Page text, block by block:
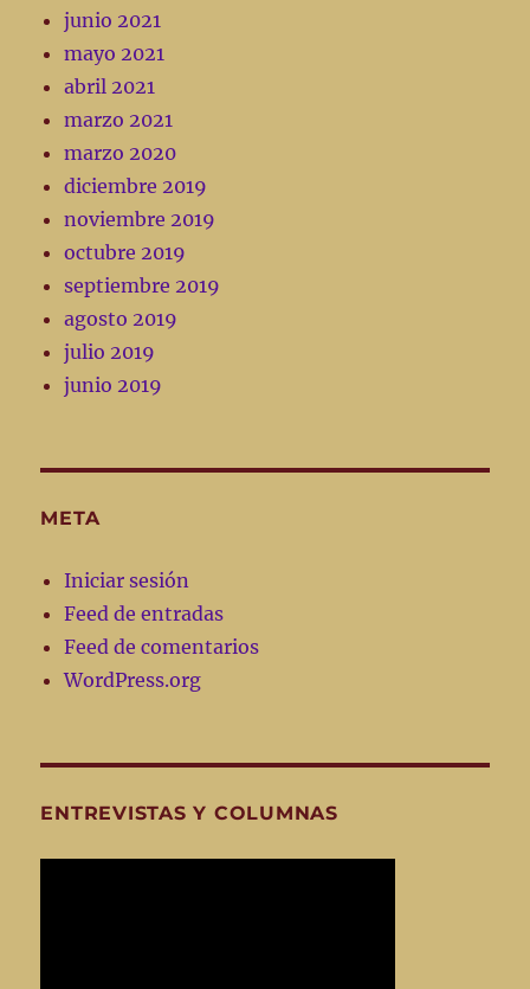
junio 2021
mayo 2021
abril 2021
marzo 2021
marzo 2020
diciembre 2019
noviembre 2019
octubre 2019
septiembre 2019
agosto 2019
julio 2019
junio 2019
META
Iniciar sesión
Feed de entradas
Feed de comentarios
WordPress.org
ENTREVISTAS Y COLUMNAS